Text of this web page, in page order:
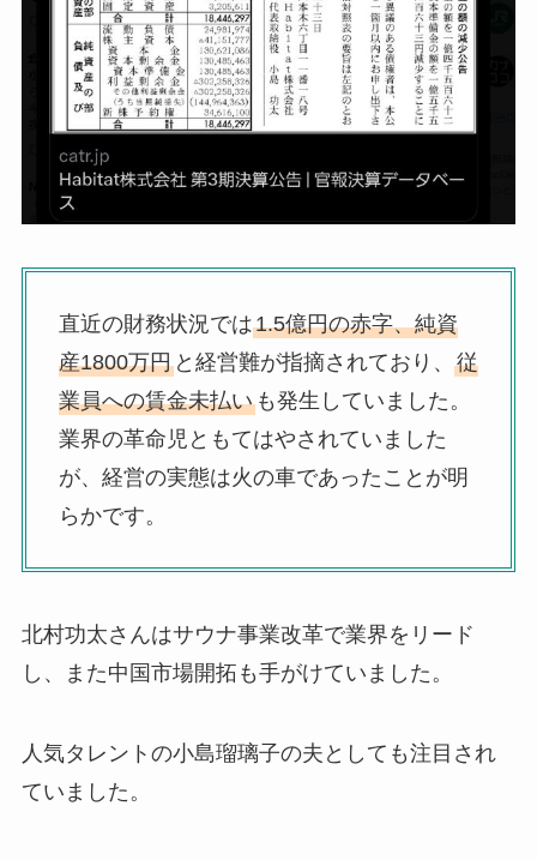
直近の財務状況では1.5億円の赤字、純資
産1800万円と経営難が指摘されており、 従
業員への賃金未払いも発生していました。
業界の革命児ともてはやされていました
が、経営の実態は火の車であったことが明
らかです。
北村功太さんはサウナ事業改革で業界をリード
し、また中国市場開拓も手がけていました。
人気タレントの小島瑠璃子の夫としても注目され
ていました。